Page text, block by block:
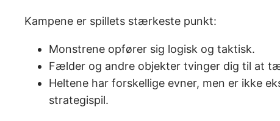
Kampene er spillets stærkeste punkt:
Monstrene opfører sig logisk og taktisk.
Fælder og andre objekter tvinger dig til at
Heltene har forskellige evner, men er ikke
strategispil.